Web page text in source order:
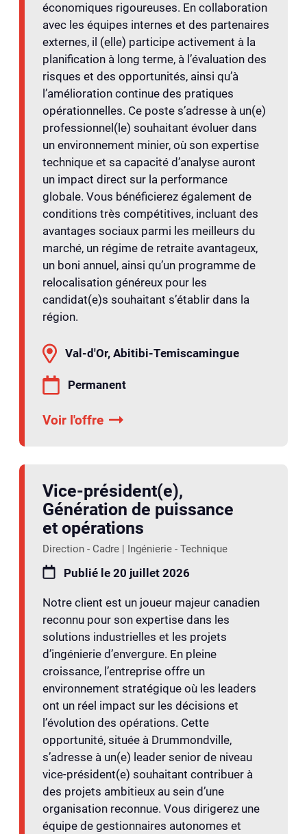
économiques rigoureuses. En collaboration
avec les équipes internes et des partenaires
externes, il (elle) participe activement à la
planification à long terme, à l’évaluation des
risques et des opportunités, ainsi qu’à
l’amélioration continue des pratiques
opérationnelles. Ce poste s’adresse à un(e)
professionnel(le) souhaitant évoluer dans
un environnement minier, où son expertise
technique et sa capacité d’analyse auront
un impact direct sur la performance
globale. Vous bénéficierez également de
conditions très compétitives, incluant des
avantages sociaux parmi les meilleurs du
marché, un régime de retraite avantageux,
un boni annuel, ainsi qu’un programme de
relocalisation généreux pour les
candidat(e)s souhaitant s’établir dans la
région.
Val-d'Or, Abitibi-Temiscamingue
Permanent
Voir l'offre
Vice-président(e),
Génération de puissance
et opérations
Direction - Cadre | Ingénierie - Technique
Publié le 20 juillet 2026
Notre client est un joueur majeur canadien
reconnu pour son expertise dans les
solutions industrielles et les projets
d’ingénierie d’envergure. En pleine
croissance, l’entreprise offre un
environnement stratégique où les leaders
ont un réel impact sur les décisions et
l’évolution des opérations. Cette
opportunité, située à Drummondville,
s’adresse à un(e) leader senior de niveau
vice-président(e) souhaitant contribuer à
des projets ambitieux au sein d’une
organisation reconnue. Vous dirigerez une
équipe de gestionnaires autonomes et